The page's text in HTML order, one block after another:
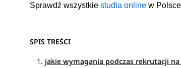
Sprawdź wszystkie studia onlinew
SPIS TREŚCI
jakie wymagania podczas rekrutacji